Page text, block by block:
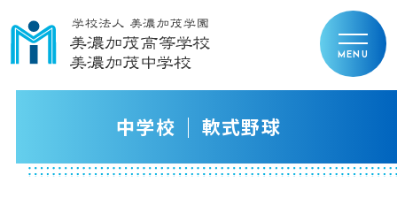
中学校 軟式野球